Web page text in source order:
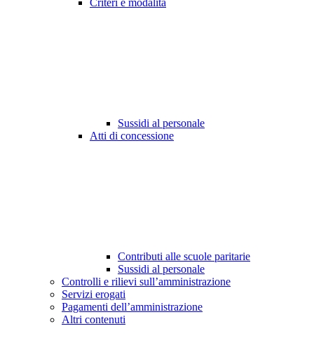
Criteri e modalità
Sussidi al personale
Atti di concessione
Contributi alle scuole paritarie
Sussidi al personale
Controlli e rilievi sull’amministrazione
Servizi erogati
Pagamenti dell’amministrazione
Altri contenuti